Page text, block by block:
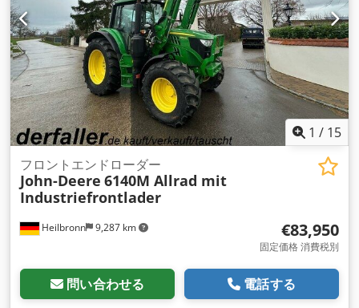
1 / 15
Heilbronn 9,287 km
フロントエンドローダー
John-Deere 6140M Allrad mit
Industriefrontlader
€83,950
固定価格 消費税別
問い合わせる 電話する